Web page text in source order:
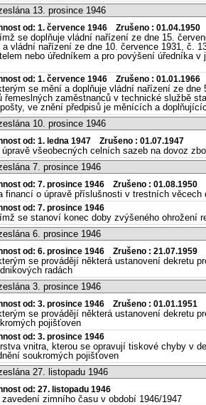
13. prosince 1946
od: 1. července 1946 Zrušeno : 01.04.1950
se doplňuje vládní nařízení ze dne 15.
vládní nařízení ze dne 10. července 1931, č.
nebo úředníkem a pro povýšení úředníka
od: 1. července 1946 Zrušeno : 01.01.1966
se mění a doplňuje vládní nařízení ze
řemeslných zaměstnanců v technické službě
ve znění předpisů je měnících a
10. prosince 1946
od: 1. ledna 1947 Zrušeno : 01.07.1947
všeobecných celních sazeb na dovoz
7. prosince 1946
od: 7. prosince 1946 Zrušeno : 01.08.1950
financí o úpravě příslušnosti v trestních věcech
od: 7. prosince 1946
se stanoví konec doby zvýšeného ohrožení
6. prosince 1946
od: 6. prosince 1946 Zrušeno : 21.07.1959
se provádějí některá ustanovení dekretu
radách
3. prosince 1946
od: 3. prosince 1946 Zrušeno : 01.01.1951
se provádějí některá ustanovení dekretu
pojišťoven
od: 3. prosince 1946
vnitra, kterou se opravují tiskové chyby v
soukromých pojišťoven
27. listopadu 1946
od: 27. listopadu 1946
zimního času v období 1946/1947
"náhradě
škod"